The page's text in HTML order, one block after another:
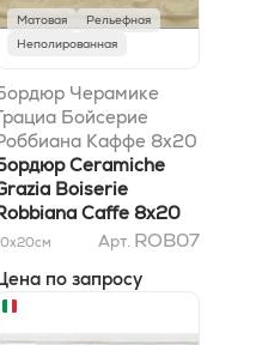
Матовая
Рельефная
Неполированная
Черамике
Бойсерие
Каффе 8x20
Ceramiche
Boiserie
Caffe 8x20
см Арт. ROB07
по запросу